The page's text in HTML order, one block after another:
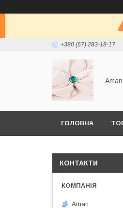
+380 (67) 283-18-17
Amari
ГОЛОВНА
КОНТАКТИ
Amari